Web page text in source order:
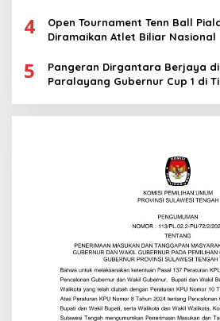
4
Open Tournament Tenn Ball
Diramaikan Atlet Biliar Nasional
5
Pangeran Dirgantara Berjaya
Paralayang Gubernur Cup 1 di